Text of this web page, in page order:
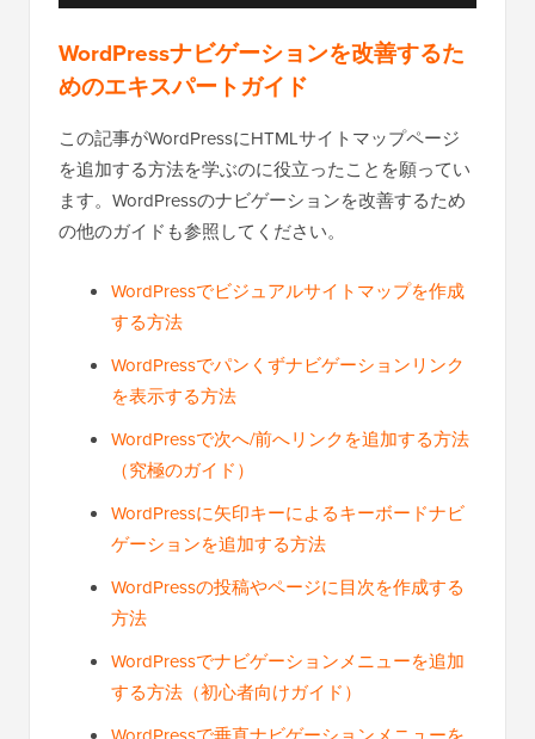
WordPressナビゲーションを改善するた
めのエキスパートガイド
この記事がWordPressにHTMLサイトマップページ
を追加する方法を学ぶのに役立ったことを願ってい
ます。WordPressのナビゲーションを改善するため
の他のガイドも参照してください。
WordPressでビジュアルサイトマップを作成
する方法
WordPressでパンくずナビゲーションリンク
を表示する方法
WordPressで次へ/前へリンクを追加する方法
（究極のガイド）
WordPressに矢印キーによるキーボードナビ
ゲーションを追加する方法
WordPressの投稿やページに目次を作成する
方法
WordPressでナビゲーションメニューを追加
する方法（初心者向けガイド）